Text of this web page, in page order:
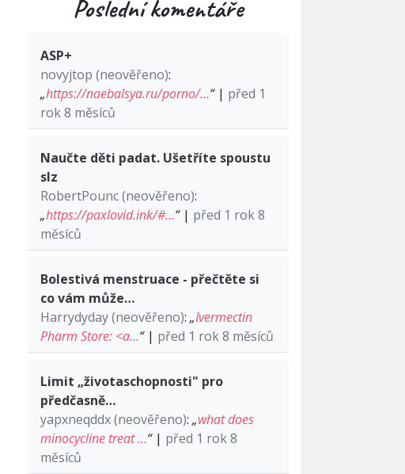
Poslední komentáře
ASP+
novyjtop (neověřeno):
„https://naebalsya.ru/porno/…“| před 1
rok 8 měsíců
Naučte děti padat. Ušetříte spoustu
slz
RobertPounc (neověřeno):
„https://paxlovid.ink/#…“| před 1 rok 8
měsíců
Bolestivá menstruace - přečtěte si
co vám může…
Harrydyday (neověřeno): „Ivermectin
Pharm Store: <a…“| před 1 rok 8 měsíců
Limit „životaschopnosti" pro
předčasně…
yapxneqddx (neověřeno): „what does
minocycline treat …“| před 1 rok 8
měsíců